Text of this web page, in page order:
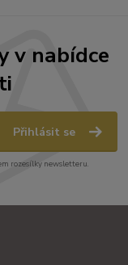
v nabídce
Přihlásit se
rozesílky newsletteru.